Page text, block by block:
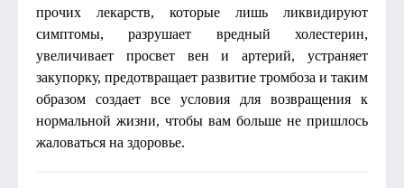
прочих лекарств, которые лишь ликвидируют
симптомы, разрушает вредный холестерин,
увеличивает просвет вен и артерий, устраняет
закупорку, предотвращает развитие тромбоза и таким
образом создает все условия для возвращения к
нормальной жизни, чтобы вам больше не пришлось
жаловаться на здоровье.